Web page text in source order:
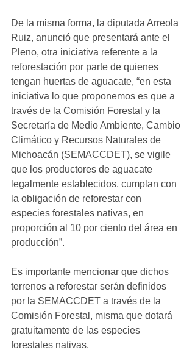
De la misma forma, la diputada Arreola
Ruiz, anunció que presentará ante el
Pleno, otra iniciativa referente a la
reforestación por parte de quienes
tengan huertas de aguacate, “en esta
iniciativa lo que proponemos es que a
través de la Comisión Forestal y la
Secretaría de Medio Ambiente, Cambio
Climático y Recursos Naturales de
Michoacán (SEMACCDET), se vigile
que los productores de aguacate
legalmente establecidos, cumplan con
la obligación de reforestar con
especies forestales nativas, en
proporción al 10 por ciento del área en
producción”.
Es importante mencionar que dichos
terrenos a reforestar serán definidos
por la SEMACCDET a través de la
Comisión Forestal, misma que dotará
gratuitamente de las especies
forestales nativas.